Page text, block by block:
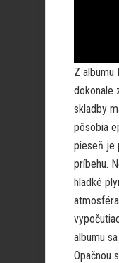
Z albumu
dokonale
skladby
pôsobia
pieseň je
príbehu.
hladké
albumu
Opačnou